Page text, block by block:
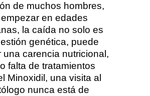
de muchos hombres,
en edades
la caída no solo es
genética, puede
una carencia nutricional,
falta de tratamientos
Minoxidil, una visita al
nunca está de